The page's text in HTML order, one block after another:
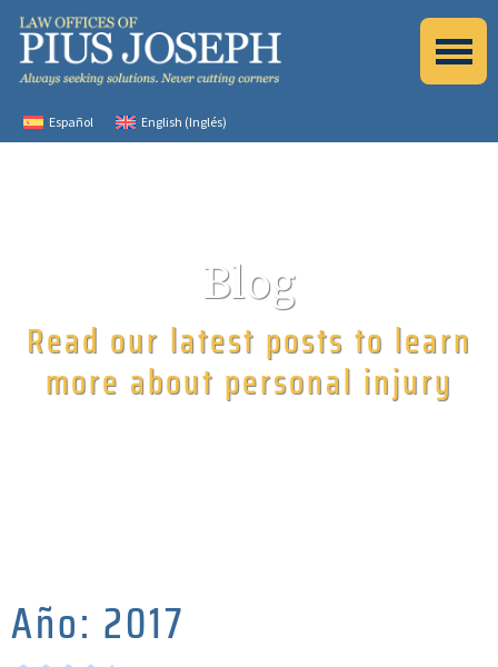
Español English (Inglés)
Blog
Read our latest posts to learn
more about personal injury
Año: 2017